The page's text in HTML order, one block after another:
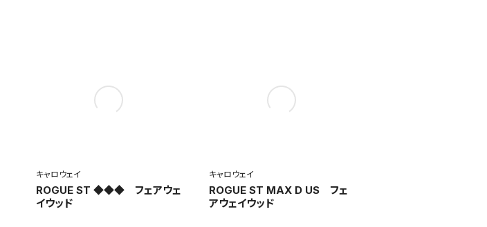
キャロウェイ
ROGUE ST ◆◆◆ フェアウェ
イウッド
キャロウェイ
ROGUE ST MAX D US フェ
アウェイウッド